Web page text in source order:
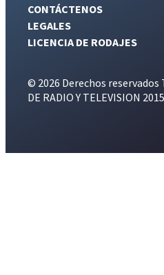
CONTÁCTENOS
LEGALES
LICENCIA DE RODAJES
© 2026 Derechos reservados
DE RADIO Y TELEVISION 2015